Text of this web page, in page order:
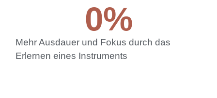
Mehr Ausdauer und Fokus durch das
Erlernen eines Instruments
0%